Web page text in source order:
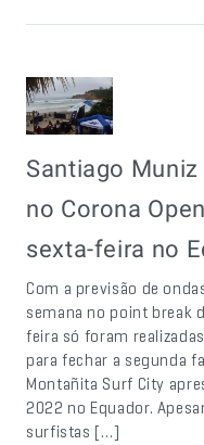
Santiago
no Corona
sexta-feira no
Com a previsão de
semana no point break
feira só foram
para fechar a segunda
Montañita Surf City
2022 no Equador.
surfistas […]